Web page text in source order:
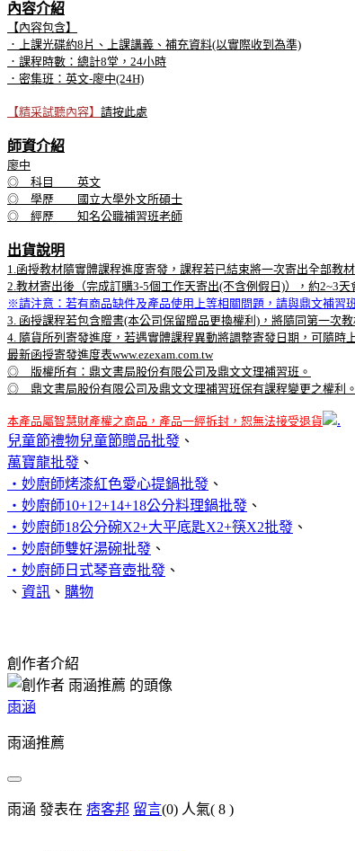
內容介紹
【內容包含】
．上課光碟約8片、上課講義、補充資料(以實際收到為準)
．課程時數：總計8堂，24小時
．密集班：英文-廖中(24H)
【精采試聽內容】 請按此處
師資介紹
廖中
◎ 科目 英文
◎ 學歷 國立大學外文所碩士
◎ 經歷 知名公職補習班老師
出貨說明
1.函授教材隨實體課程進度寄發，課程若已結束將一次寄出全部教
2.教材寄出後（完成訂購3-5個工作天寄出(不含例假日)），約2~3
※請注意：若有商品缺件及產品使用上等相關問題，請與鼎文補習
3. 函授課程若包含贈書(本公司保留贈品更換權利)，將隨同第一次教
4. 隨貨所列寄發進度，若遇實體課程異動將調整寄發日期，可隨時
最新函授寄發進度表www.ezexam.com.tw
◎ 版權所有：鼎文書局股份有限公司及鼎文文理補習班。
◎ 鼎文書局股份有限公司及鼎文文理補習班保有課程變更之權利。
本產品屬智慧財產權之商品，產品一經拆封，恕無法接受退貨
.
兒童節禮物兒童節贈品批發 、
萬寶龍批發 、
‧妙廚師烤漆紅色愛心提鍋批發 、
‧妙廚師10+12+14+18公分料理鍋批發 、
‧妙廚師18公分碗X2+大平底匙X2+筷X2批發 、
‧妙廚師雙好湯碗批發 、
‧妙廚師日式琴音壺批發 、
、 資訊 、 購物
創作者介紹
雨涵
雨涵推薦
雨涵 發表在 痞客邦 留言(0) 人氣( 8 )